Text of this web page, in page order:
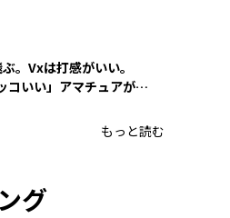
ぶ。Vxは打感がいい。
コいい」アマチュアが選
もっと読む
グ